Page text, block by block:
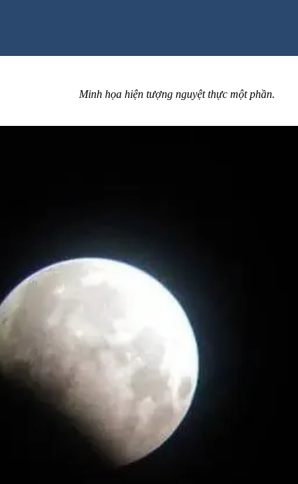
Minh họa hiện tượng nguyệt thực một phần.